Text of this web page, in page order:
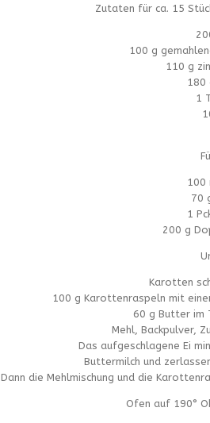
Zutaten für ca. 15
100 g
110 g
180
1
100
70
1
200 g
Karotten
100 g Karottenraspeln mit
60 g Butter im
Mehl, Backpulver,
Das aufgeschlagene Ei
Buttermilch und
Dann die Mehlmischung und die
Ofen auf 190°